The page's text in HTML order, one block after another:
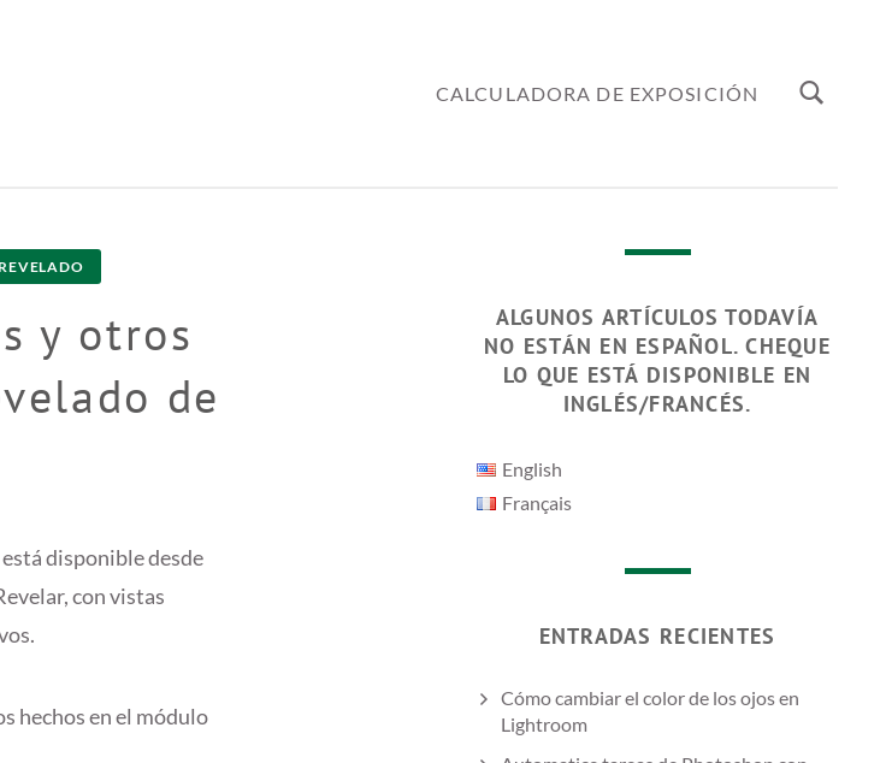
CALCULADORA DE EXPOSICIÓN
REVELADO
y otros
de
disponible desde
con vistas
hechos en el módulo
ALGUNOS ARTÍCULOS TODAVÍA
NO ESTÁN EN ESPAÑOL. CHEQUE
LO QUE ESTÁ DISPONIBLE EN
INGLÉS/FRANCÉS.
English
Français
ENTRADAS RECIENTES
Cómo cambiar el color de los ojos en
Lightroom